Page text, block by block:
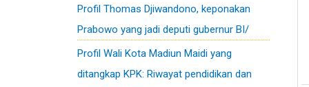
Profil Thomas Djiwandono, keponakan
Prabowo yang jadi deputi gubernur BI/
Profil Wali Kota Madiun Maidi yang
ditangkap KPK: Riwayat pendidikan dan